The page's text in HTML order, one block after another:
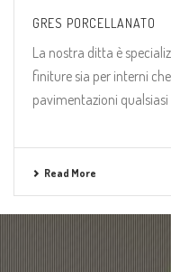
GRES PORCELLANATO
La nostra ditta è
finiture sia per interni
pavimentazioni qualsiasi
Read More